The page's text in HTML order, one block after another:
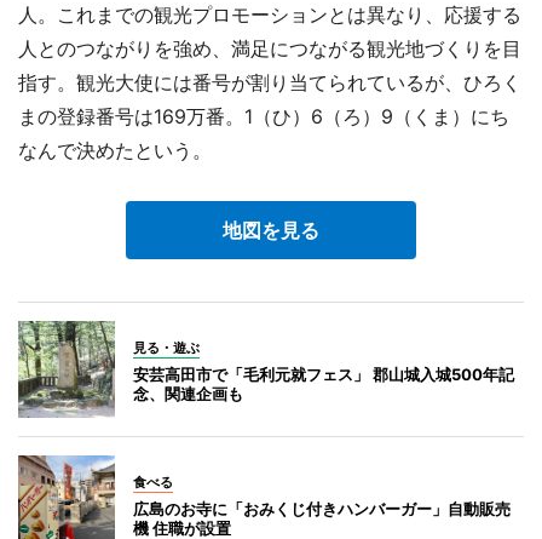
人。これまでの観光プロモーションとは異なり、応援する
人とのつながりを強め、満足につながる観光地づくりを目
指す。観光大使には番号が割り当てられているが、ひろく
まの登録番号は169万番。1（ひ）6（ろ）9（くま）にち
なんで決めたという。
地図を見る
見る・遊ぶ
安芸高田市で「毛利元就フェス」 郡山城入城500年記
念、関連企画も
食べる
広島のお寺に「おみくじ付きハンバーガー」自動販売
機 住職が設置